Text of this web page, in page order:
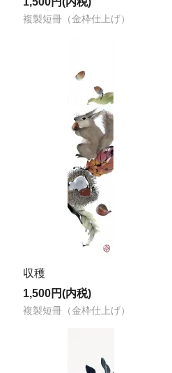
複製短冊（金枠仕上げ）
収穫
1,500円(内税)
複製短冊（金枠仕上げ）